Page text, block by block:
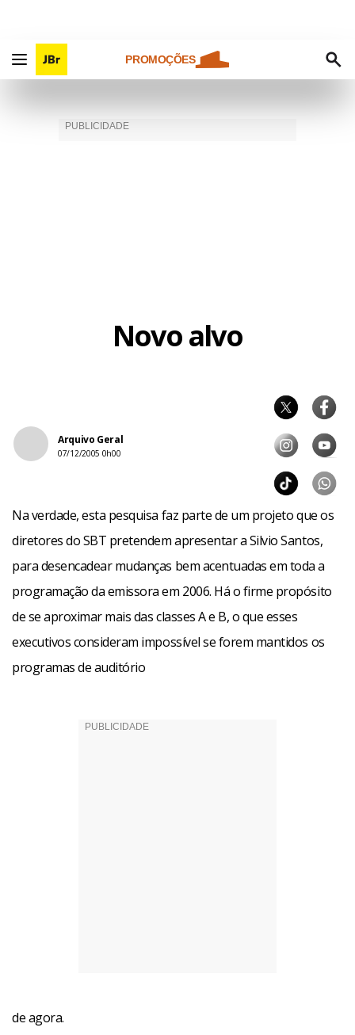
PROMOÇÕES
Novo alvo
Arquivo Geral
07/12/2005 0h00
Na verdade, esta pesquisa faz parte de um projeto que os
diretores do SBT pretendem apresentar a Silvio Santos,
para desencadear mudanças bem acentuadas em toda a
programação da emissora em 2006. Há o firme propósito
de se aproximar mais das classes A e B, o que esses
executivos consideram impossível se forem mantidos os
programas de auditório
de agora.